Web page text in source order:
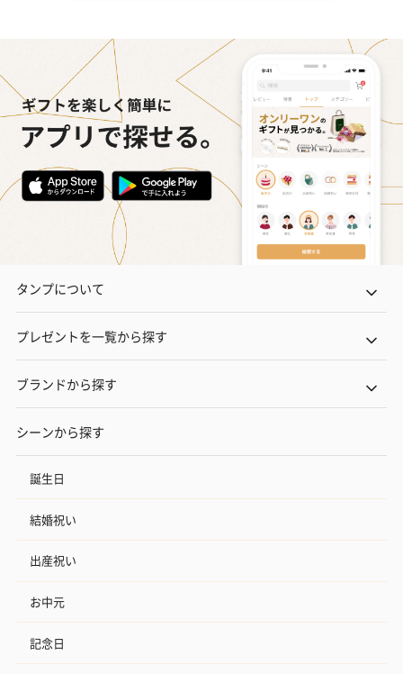
タンプについて
プレゼントを一覧から探す
ブランドから探す
シーンから探す
誕生日
結婚祝い
出産祝い
お中元
記念日